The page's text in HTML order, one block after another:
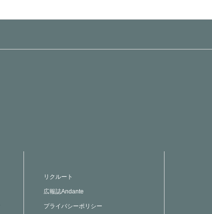
リクルート
広報誌Andante
プライバシーポリシー